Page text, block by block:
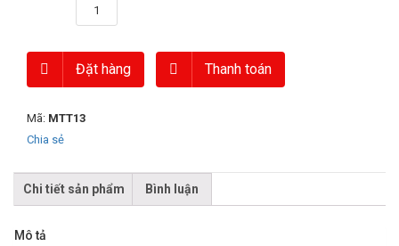
Đặt hàng Thanh toán
Mã: MTT13
Chia sẻ
Chi tiết sản phẩm Bình luận
Mô tả